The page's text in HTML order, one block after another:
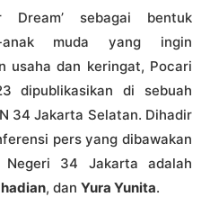
Dream’ sebagai bentuk
anak muda yang ingin
usaha dan keringat, Pocari
dipublikasikan di sebuah
34 Jakarta Selatan. Dihadir
pers yang dibawakan
34 Jakarta adalah
, dan Yura Yunita.